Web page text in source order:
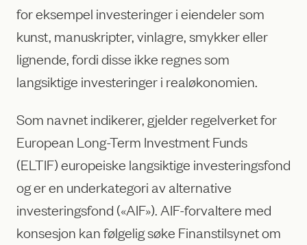
for eksempel investeringer i eiendeler som
kunst, manuskripter, vinlagre, smykker eller
lignende, fordi disse ikke regnes som
langsiktige investeringer i realøkonomien.
Som navnet indikerer, gjelder regelverket for
European Long-Term Investment Funds
(ELTIF) europeiske langsiktige investeringsfond
og er en underkategori av alternative
investeringsfond («AIF»). AIF-forvaltere med
konsesjon kan følgelig søke Finanstilsynet om